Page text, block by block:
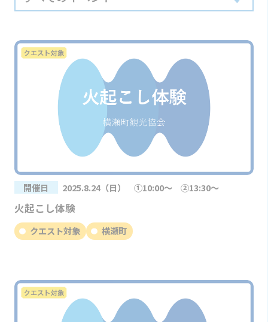
開催日 2025.8.24（日） ①10:00～ ②13:30～
火起こし体験
クエスト対象 横瀬町